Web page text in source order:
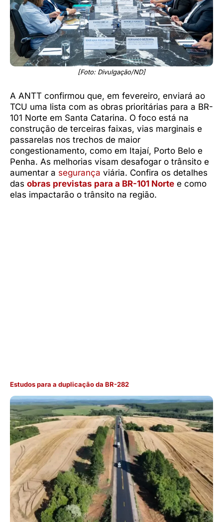
[Foto: Divulgação/ND]
A ANTT confirmou que, em fevereiro, enviará ao
TCU uma lista com as obras prioritárias para a BR-
101 Norte em Santa Catarina. O foco está na
construção de terceiras faixas, vias marginais e
passarelas nos trechos de maior
congestionamento, como em Itajaí, Porto Belo e
Penha. As melhorias visam desafogar o trânsito e
aumentar a segurança viária. Confira os detalhes
das obras previstas para a BR-101 Norte e como
elas impactarão o trânsito na região.
Estudos para a duplicação da BR-282